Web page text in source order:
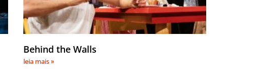
Behind the Walls
leia mais »